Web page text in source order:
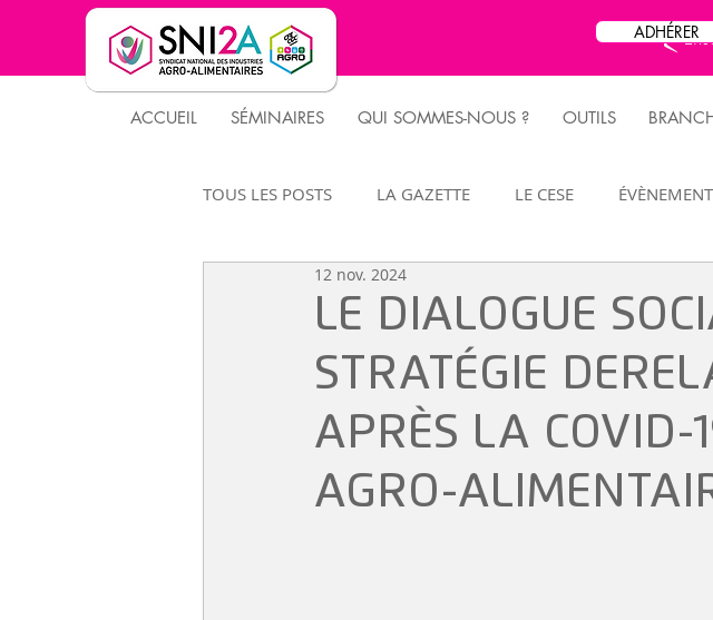
ADHÉRER
ACCUEIL SÉMINAIRES QUI SOMMES-NOUS ? OUTILS
TOUS LES POSTS LA GAZETTE LE CESE
PARTENAIRES CLUS DES DS
LE DIALOGUE
STRATÉGIE
APRÈS LA COVID-
AGRO-
12 nov. 2024